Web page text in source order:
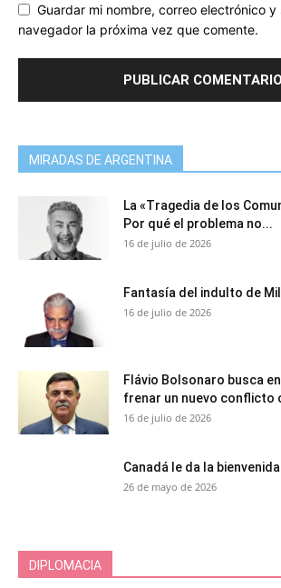
Guardar mi nombre, correo electrónico
navegador la próxima vez que comente.
MIRADAS DE ARGENTINA
La «Tragedia de los
Por qué el problema no...
16 de julio de 2026
Fantasía del indulto de
16 de julio de 2026
Flávio Bolsonaro busca
frenar un nuevo conflicto
16 de julio de 2026
Canadá le da la
26 de mayo de 2026
DIPLOMACIA